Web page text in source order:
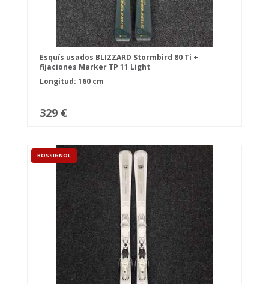
Esquís usados BLIZZARD Stormbird 80 Ti +
fijaciones Marker TP 11 Light
Longitud: 160 cm
329 €
ROSSIGNOL